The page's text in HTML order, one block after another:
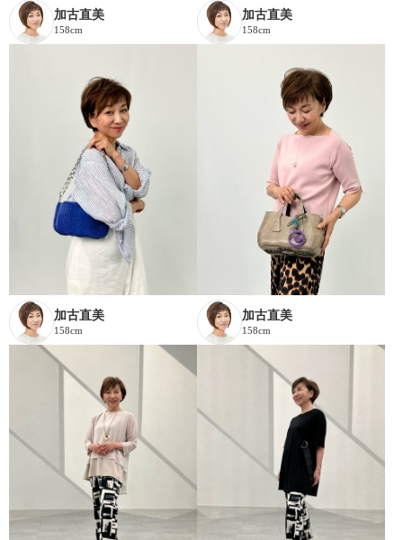
加古直美
158cm
加古直美
158cm
加古直美
158cm
加古直美
158cm